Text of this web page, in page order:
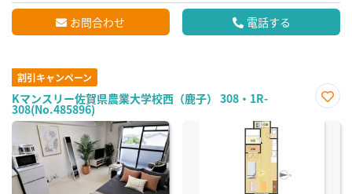
お問合わせ 電話する
割引キャンペーン
Kマンスリー佐賀県農業大学校西（鹿子） 308・1R-
308(No.485896)
に入